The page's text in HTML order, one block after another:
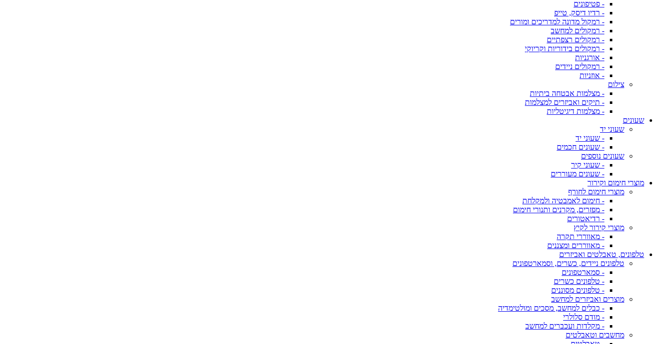
- פטיפונים
- רדיו דיסק, טייפ
- רמקול מדונה למדריכים ומורים
- רמקולים למחשב
- רמקולים רצפתיים
- רמקולים בידוריות וקריוקי
- אורגניות
- רמקולים ניידים
- אוזניות
צילום
- מצלמות אבטחה ביתיות
- תיקים ואביזרים למצלמות
- מצלמות דיגיטליות
שעונים
שעוני יד
- שעוני יד
- שעונים חכמים
שעונים נוספים
- שעוני קיר
- שעונים מעוררים
מוצרי חימום וקירור
מוצרי חימום לחורף
- חימום לאמבטיה ולמקלחת
- מפזרים, מקרנים ותנורי חימום
- רדיאטורים
מוצרי קירור לקיץ
- מאווררי תקרה
- מאווררים ומצננים
טלפונים, טאבלטים ואביזרים
טלפונים ניידים, כשרים, וסמארטפונים
- סמארטפונים
- טלפונים כשרים
- טלפונים מסוננים
מוצרים ואביזרים למחשב
- כבלים למחשב, מסכים ומולטימדיה
- מודם סלולרי
- מקלדות ועכברים למחשב
מחשבים וטאבלטים